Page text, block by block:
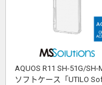
AQUOS R11 SH-51G/SH-
ソフトケース「UTILO